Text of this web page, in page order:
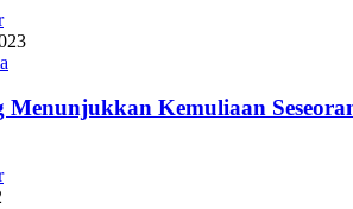
Menunjukkan Kemuliaan